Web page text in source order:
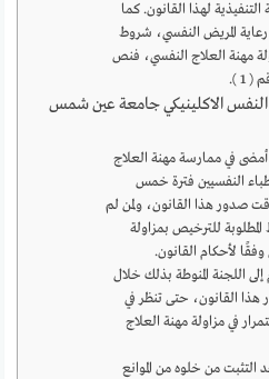
لهذا القانون. كما
المريض النفسي، شروط
مهنة العلاج النفسي، فنص
( 1 ).
النفس الاكلينيكي جامعة عين شمس
أمضى في ممارسة مهنة العلاج
النفسيين فترة خمس
صدور هذا القانون، ولمن لم
للترخيص بمزاولة
لأحكام القانون.
اللجنة المنوطة بذلك خلال
القانون، حتى تنظر في
في مزاولة مهنة العلاج
التثبت من خلوه من الموانع